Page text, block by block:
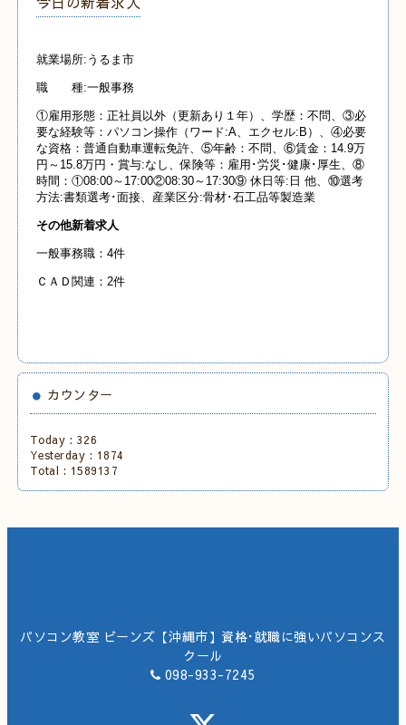
就業場所:うるま市
職 種:一般事務
①雇用形態：正社員以外（更新あり１年）、学歴：不問、③必
要な経験等：パソコン操作（ワード:A、エクセル:B）、④必要
な資格：普通自動車運転免許、⑤年齢：不問、⑥賃金：14.9万
円～15.8万円・賞与:なし、保険等：雇用･労災･健康･厚生、⑧
時間：①08:00～17:00②08:30～17:30⑨ 休日等:日 他、⑩選考
方法:書類選考･面接、産業区分:骨材･石工品等製造業
その他新着求人
一般事務職：4件
ＣＡＤ関連：2件
カウンター
Today : 326
Yesterday : 1874
Total : 1589137
パソコン教室 ビーンズ【沖縄市】資格･就職に強いパソコンス
クール
098-933-7245